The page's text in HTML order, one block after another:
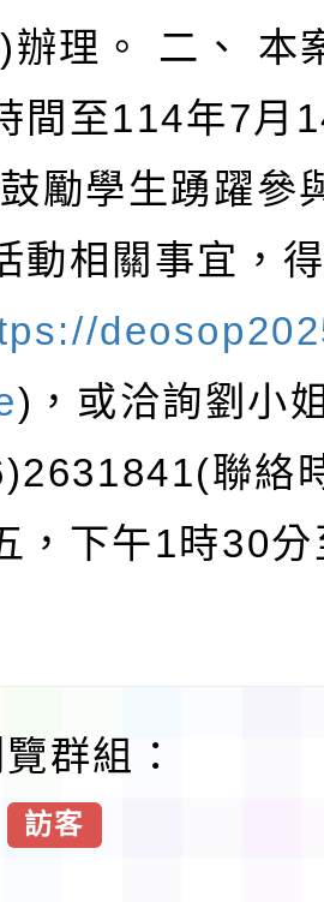
辦理。 二、 本
間至114年7月
勵學生踴躍參
動相關事宜，
)，或洽詢劉小
聯絡
，下午1時30
群組：
訪客